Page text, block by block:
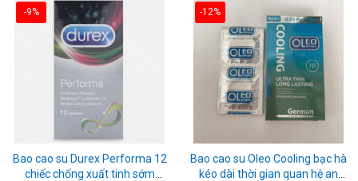
-9%
Bao cao su Durex Performa 12
chiếc chống xuất tinh sớm
-12%
Bao cao su Oleo Cooling bạc hà
kéo dài thời gian quan hệ an